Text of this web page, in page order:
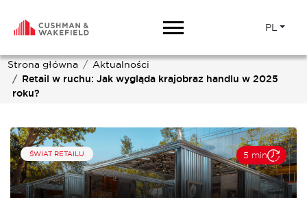
PL
Strona główna
Aktualności
Retail w ruchu: Jak wygląda krajobraz handlu w 2025
roku?
5 min
ŚWIAT RETAILU